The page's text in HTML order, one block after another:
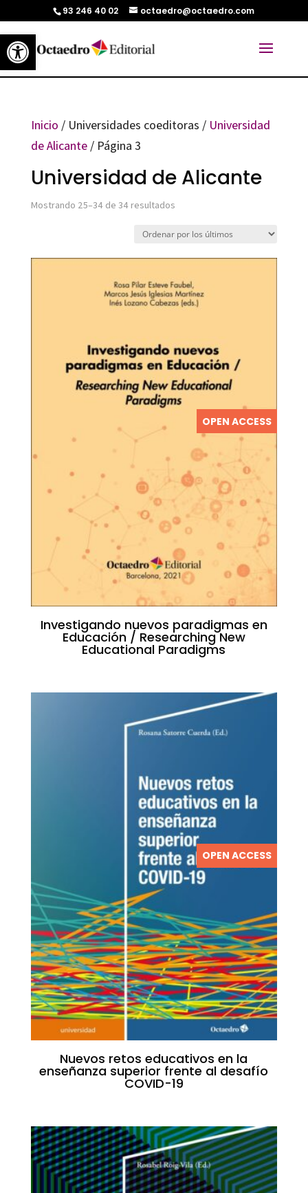
Abrir barra de herramientas
93 246 40 02 octaedro@octaedro.com
Inicio / Universidades coeditoras / Universidad
de Alicante/ Página 3
Universidad de Alicante
Mostrando 25–34 de 34 resultadosOrdenado
OPEN ACCESS
Investigando nuevos paradigmas en
Educación / Researching New
Educational Paradigms
OPEN ACCESS
Nuevos retos educativos en la
enseñanza superior frente al desafío
COVID-19